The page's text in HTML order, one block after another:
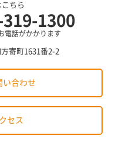
ちら
319-1300
電話がかかります
寄町1631番2-2
い合わせ
セス